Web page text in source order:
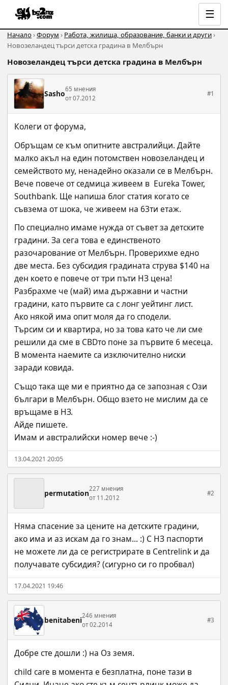
☰
Начало›Форум › Работа, жилища, образование, банки и други›
Новозеландец търси детска градина в Мелбърн
Новозеландец търси детска градина в Мелбърн
Sasho65 мнения
от 07.2012
#1
Колеги от форума,
Обръщам се към опитните австралийци. Дайте
малко акъл на един потомствен новозеландец и
семейството му, ненадейно оказали се в Мелбърн.
Вече повече от седмица живеем в  Eureka Tower,
Southbank. Ще напиша блог статия когато се
съвзема от шока, че живеем на 63ти етаж.
По специално имаме нужда от съвет за детските
градини. За сега това е единственото
разочарование от Мелбърн. Проверихме едно
две места. Без субсидия градината струва $140 на
ден което е повече от три пъти НЗ цена!
Разбрахме че (май) има държавни и частни
градини, като първите са с лонг уейтинг лист.
Ако някой има опит моля да го сподели.
Търсим си и квартира, но за това като че ли сме
решили да сме в CBDто поне за първите 6 месеца.
В момента наемите са изключително ниски
заради ковида.
Също така ще ми е приятно да се запозная с Ози
българи в Мелбърн. Общо взето не мислим да се
връщаме в НЗ.
Айде пишете.
Имам и австралийски номер вече :-)
13.04.2021 20:05
permutation227 мнения
от 11.2012
#2
Няма спасение за цените на детските градини,
ако има и аз искам да го знам... :) С НЗ паспорти
не можете ли да се регистрирате в Centrelink и да
получавате субсидия? (сигурно си го пробвал)
17.04.2021 19:46
benitabeni246 мнения
от 02.2014
#3
Добре сте дошли :) на Оз земя.
child care в момента е безплатна, поне тази в